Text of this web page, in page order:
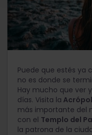
Puede que estés ya
no es donde se
Hay mucho que ver
días. Visita la
más importante del
con el Templo del
la patrona de la